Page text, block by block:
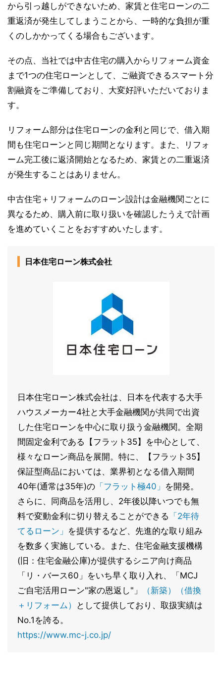
から引っ越しができないため、家賃と住宅ローンの二
重返済が発生してしまうことから、一時的な負担が重
くのしかかってくる場合もございます。
その点、当社では中古住宅の購入からリフォーム資金
まで1つの住宅ローンとして、ご融資できるスマート分
割融資をご準備しており、大変好評いただいておりま
す。
リフォーム部分は住宅ローンの金利と同じで、借入期
間も住宅ローンと同じ期間となります。また、リフォ
ーム完工後に返済開始となるため、家賃との二重返済
が発生することはありません。
中古住宅＋リフォームのローン設計は金融機関ごとに
異なるため、購入前に取り扱いを確認したうえで計画
を進めていくことをおすすめいたします。
日本住宅ローン株式会社
日本住宅ローン株式会社は、日本を代表する大手
ハウスメーカー4社と大手金融機関が共同で出資
した住宅ローンを中心に取り扱う金融機関。全期
間固定金利である【フラット35】を中心として、
様々なローン商品を展開。特に、【フラット35】
保証型商品においては、業界初となる借入期間
40年(通常は35年)の 「フラット極40」 を開発。
さらに、同商品を活用し、2年後以降いつでも無
料で変動金利に切り替えることができる 「2年待
てるローン」 を提供するなど、先進的な取り組み
を数多く実施している。また、住宅金融支援機構
(旧：住宅金融公庫)が提供するシニア向け商品
「リ・バース60」をいち早く取り入れ、「MCJ
ご自宅活用ローン"家の恩返し"」
（新築）
（借換
＋リフォーム）
として提供しており、取扱実績は
No.1を誇る。
https://www.mc-j.co.jp/